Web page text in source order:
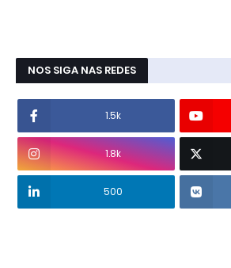
NOS SIGA NAS REDES
1.5k
1.8k
500